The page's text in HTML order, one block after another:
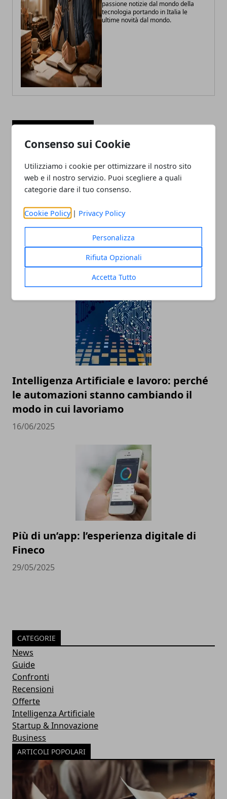
Consenso sui Cookie
Utilizziamo i cookie per ottimizzare il nostro sito
web e il nostro servizio. Puoi scegliere a quali
categorie dare il tuo consenso.
Cookie Policy | Privacy Policy
Personalizza
Rifiuta Opzionali
Accetta Tutto
passione notizie dal mondo della
tecnologia portando in Italia le
ultime novità dal mondo.
ARTICOLI CORRELATI
Tecnologia e innovazione sociale: un
rapporto in crescita
18/07/2025
Intelligenza Artificiale e lavoro: perché
le automazioni stanno cambiando il
modo in cui lavoriamo
16/06/2025
Più di un’app: l’esperienza digitale di
Fineco
29/05/2025
CATEGORIE
News
Guide
Confronti
Recensioni
Offerte
Intelligenza Artificiale
Startup & Innovazione
Business
ARTICOLI POPOLARI